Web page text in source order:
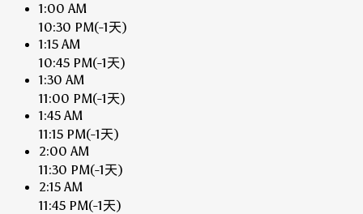
1:00 AM
10:30 PM(-1天)
1:15 AM
10:45 PM(-1天)
1:30 AM
11:00 PM(-1天)
1:45 AM
11:15 PM(-1天)
2:00 AM
11:30 PM(-1天)
2:15 AM
11:45 PM(-1天)